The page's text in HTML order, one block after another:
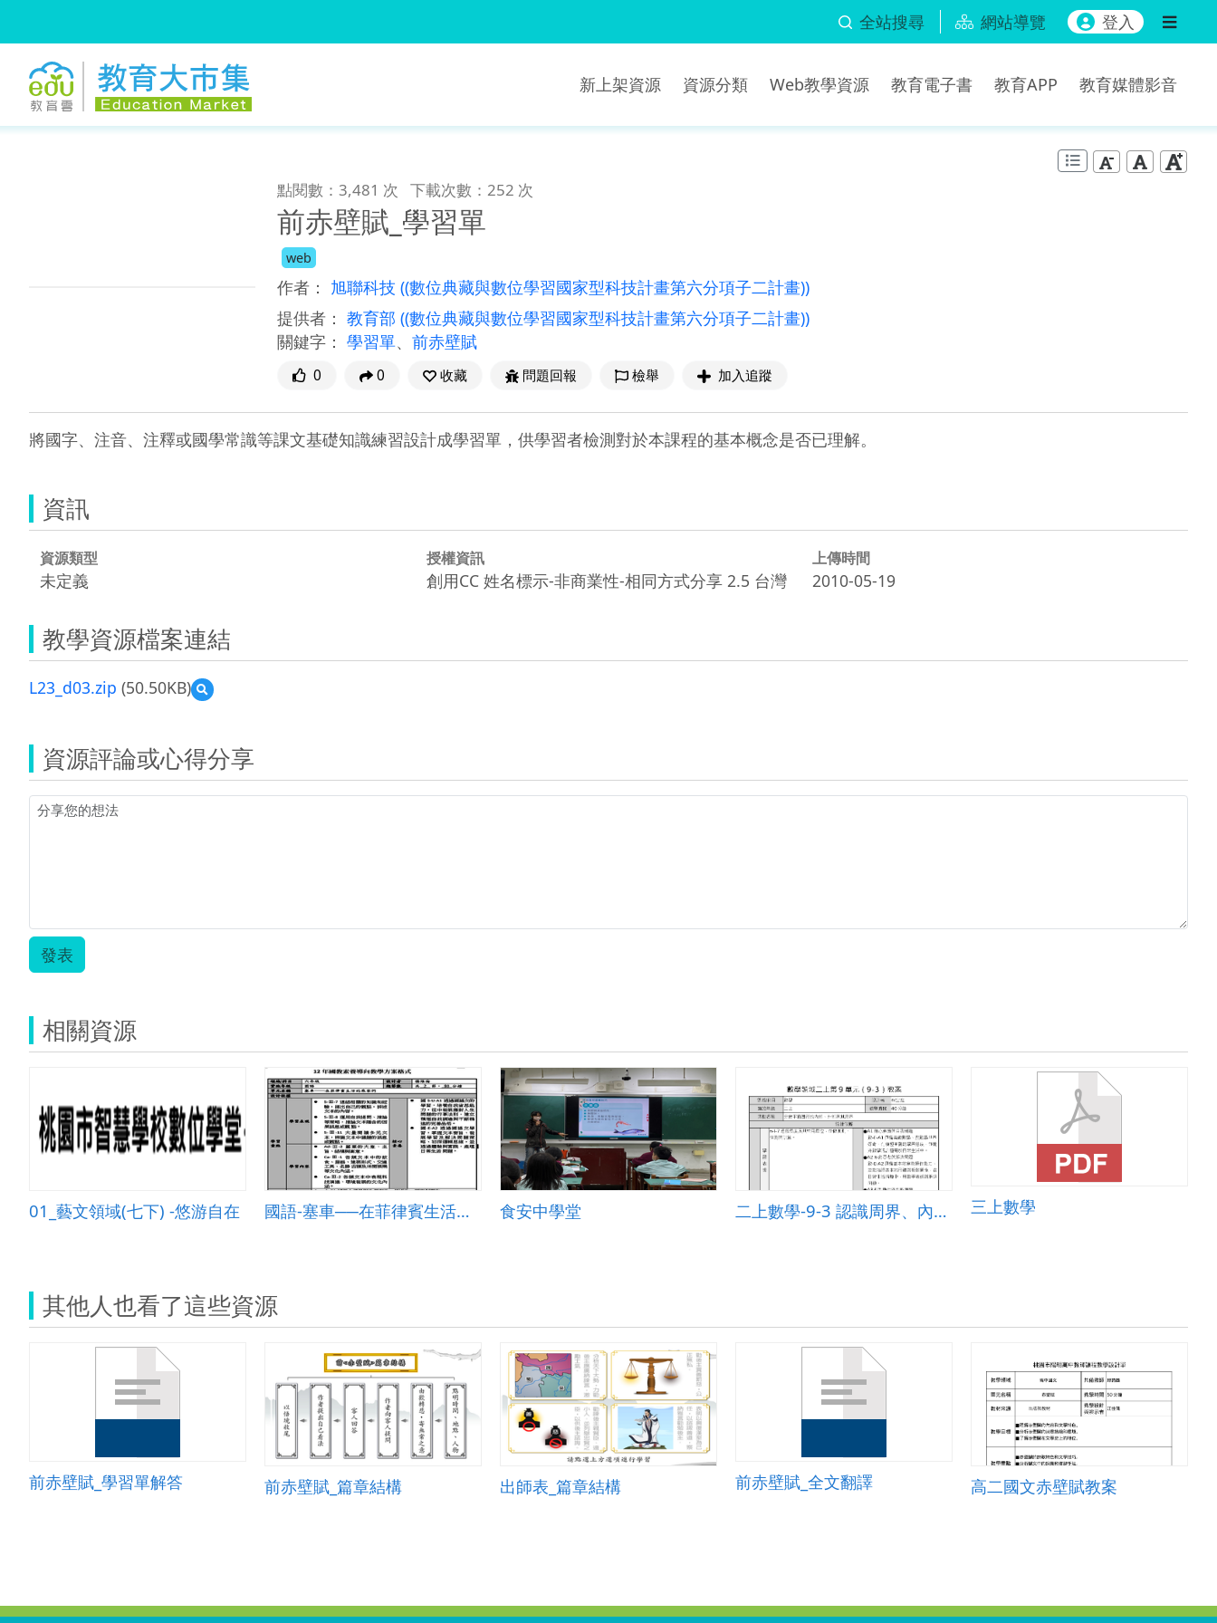
全站搜尋 網站導覽 登入
新上架資源 資源分類 Web教學資源 教育電子書 教育APP 教育媒體影音
點閱數：3,481 次 下載次數：252 次
前赤壁賦_學習單
web
作者： 旭聯科技 ((數位典藏與數位學習國家型科技計畫第六分項子二計畫))
提供者： 教育部 ((數位典藏與數位學習國家型科技計畫第六分項子二計畫))
關鍵字： 學習單、 前赤壁賦
0 0 收藏 問題回報 檢舉 加入追蹤
將國字、注音、注釋或國學常識等課文基礎知識練習設計成學習單，供學習者檢測對於本課程的基本概念是否已理解。
資訊
資源類型
未定義
授權資訊
創用CC 姓名標示-非商業性-相同方式分享 2.5 台灣
上傳時間
2010-05-19
教學資源檔案連結
L23_d03.zip (50.50KB)
預
覽
資源評論或心得分享
發表
相關資源
01_藝文領域(七下) -悠游自在 國語-塞車──在菲律賓生活的乘客們 食安中學堂 二上數學-9-3 認識周界、內部和外部 三上數學
其他人也看了這些資源
前赤壁賦_學習單解答 前赤壁賦_篇章結構 出師表_篇章結構 前赤壁賦_全文翻譯 高二國文赤壁賦教案